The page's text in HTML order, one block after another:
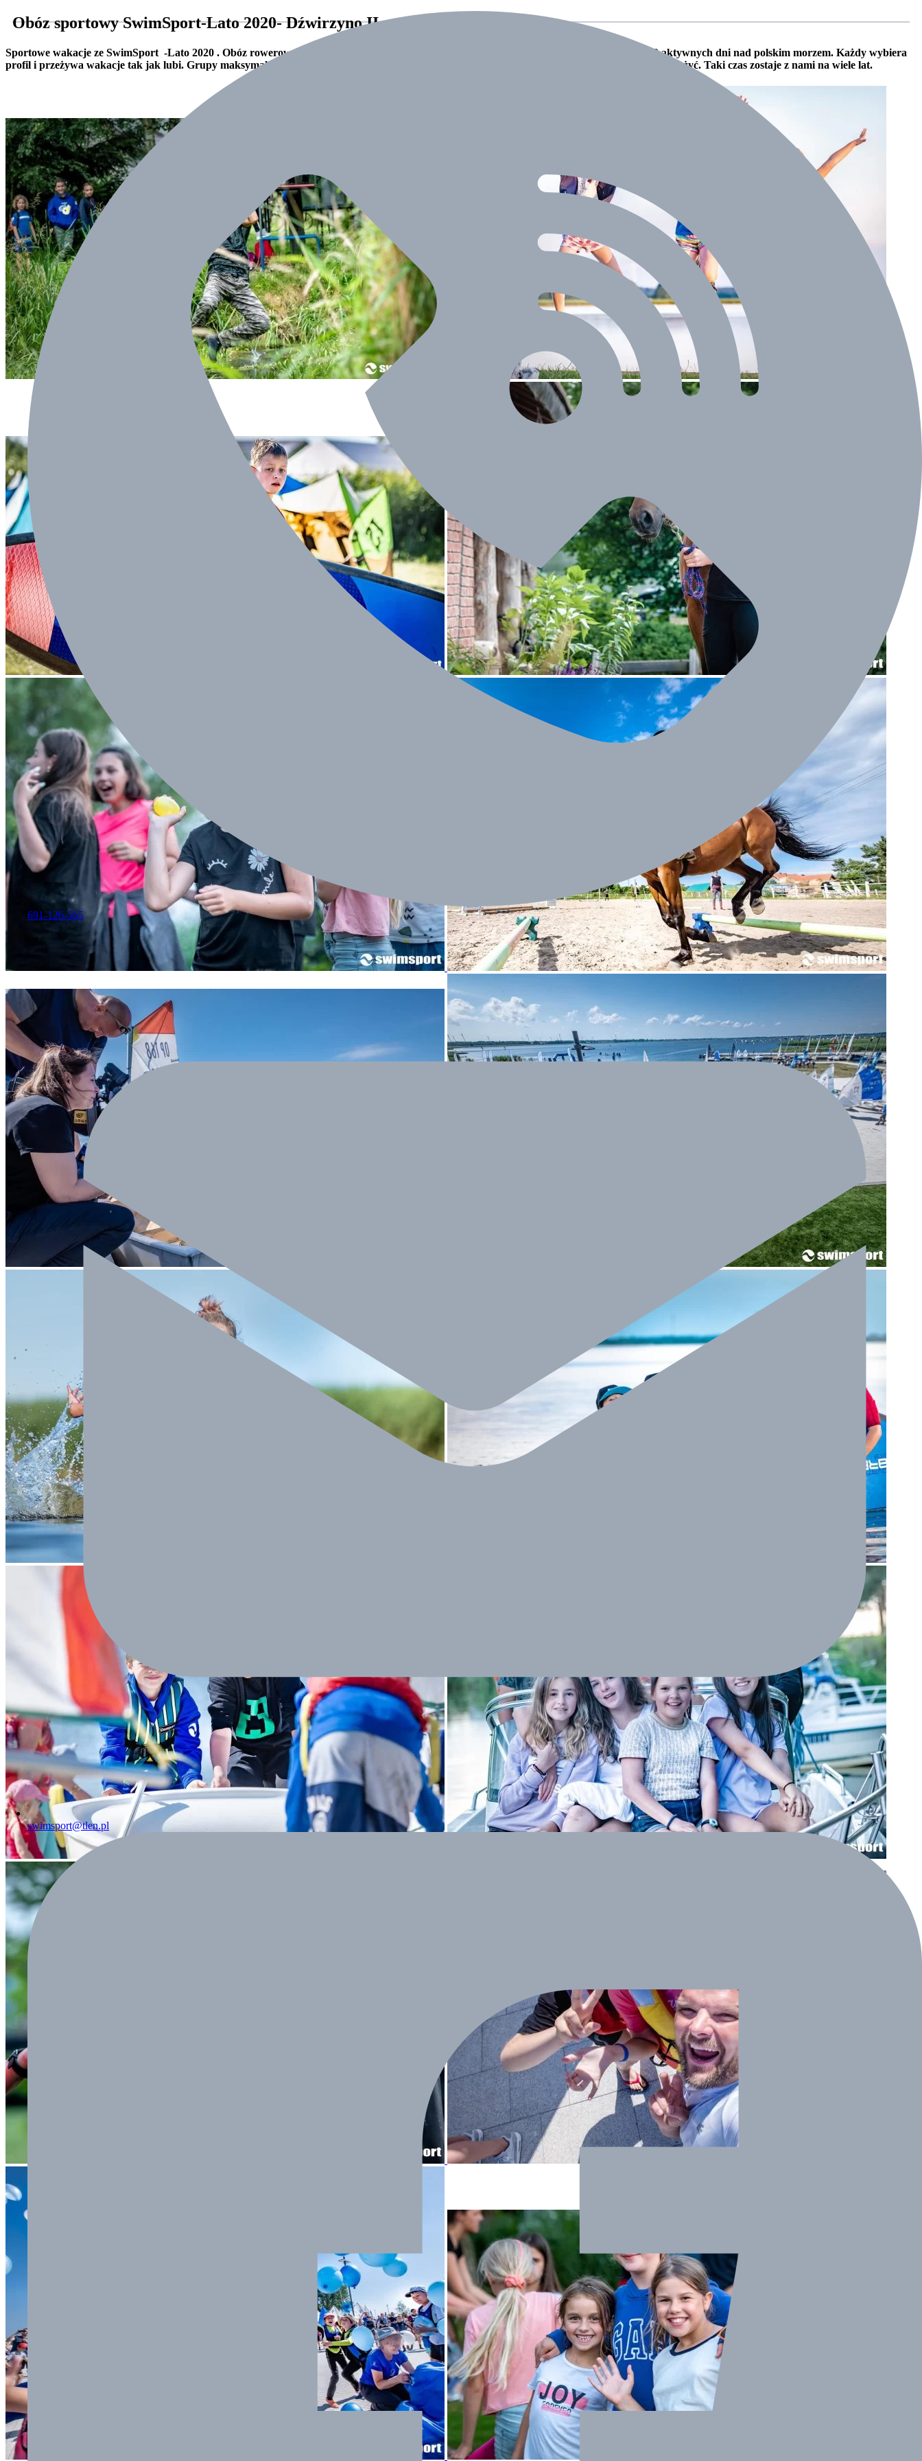
691-126-565
swimsport@tlen.pl
Obóz sportowy SwimSport-Lato 2020- Dźwirzyno II
Sportowe wakacje ze SwimSport -Lato 2020 . Obóz rowerowy z dodatkowymi profilami : windsurfingowy, żeglarski, konny, survivalowy. 12 aktywnych dni nad polskim morzem. Każdy wybiera
profil i przeżywa wakacje tak jak lubi. Grupy maksymalnie 10 osobowe. Nasz obóz to wyjątkowy czas wspaniałych relacji i niezapomnianych przeżyć. Taki czas zostaje z nami na wiele lat.